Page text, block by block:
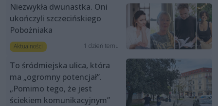
Niezwykła dwunastka. Oni
ukończyli szczecińskiego
Pobożniaka
Aktualności 1 dzień temu
To śródmiejska ulica, która
ma „ogromny potencjał”.
„Pomimo tego, że jest
ściekiem komunikacyjnym”